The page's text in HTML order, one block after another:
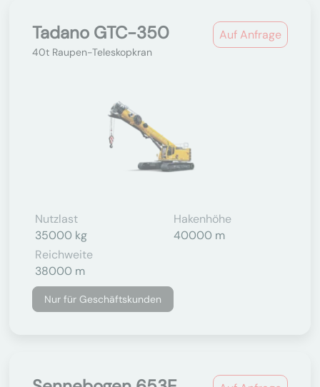
Auf Anfrage
Tadano GTC-350
40t Raupen-Teleskopkran
Nutzlast
35000 kg
Hakenhöhe
40000 m
Reichweite
38000 m
Nur für Geschäftskunden